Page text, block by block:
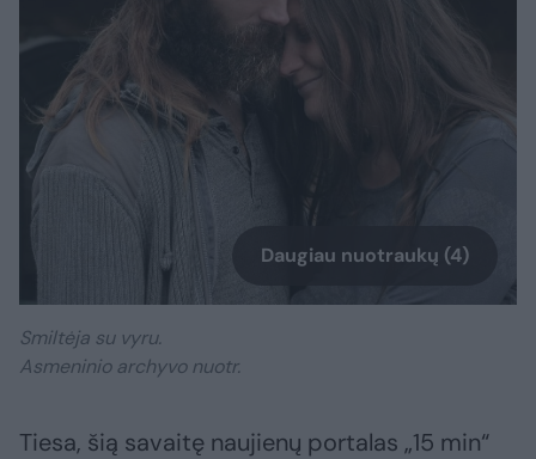
Daugiau nuotraukų (4)
Smiltėja su vyru.
Asmeninio archyvo nuotr.
Tiesa, šią savaitę naujienų portalas „15 min“